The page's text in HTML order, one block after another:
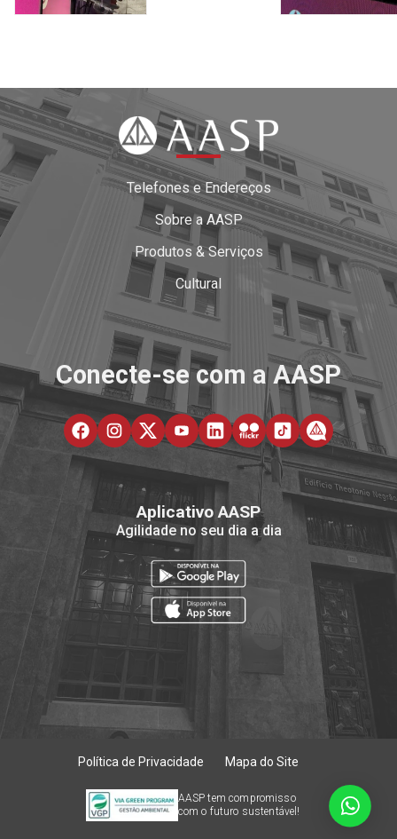
Telefones e Endereços
Sobre a AASP
Produtos & Serviços
Cultural
Conecte-se com a AASP
Aplicativo AASP
Agilidade no seu dia a dia
Política de Privacidade Mapa do Site
AASP tem compromisso
com o futuro sustentável!